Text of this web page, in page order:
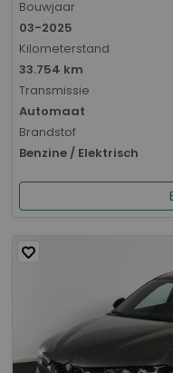
Bouwjaar
03-2025
Kilometerstand
33.754 km
Transmissie
Automaat
Brandstof
Benzine / Elektrisch